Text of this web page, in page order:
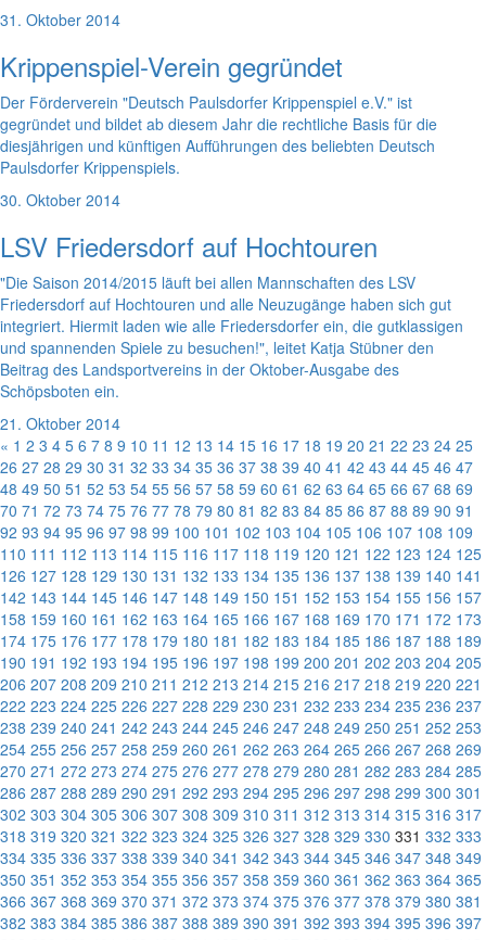
31. Oktober 2014
Krippenspiel-Verein gegründet
Der Förderverein "Deutsch Paulsdorfer Krippenspiel e.V." ist
gegründet und bildet ab diesem Jahr die rechtliche Basis für die
diesjährigen und künftigen Aufführungen des beliebten Deutsch
Paulsdorfer Krippenspiels.
30. Oktober 2014
LSV Friedersdorf auf Hochtouren
"Die Saison 2014/2015 läuft bei allen Mannschaften des LSV
Friedersdorf auf Hochtouren und alle Neuzugänge haben sich gut
integriert. Hiermit laden wie alle Friedersdorfer ein, die gutklassigen
und spannenden Spiele zu besuchen!", leitet Katja Stübner den
Beitrag des Landsportvereins in der Oktober-Ausgabe des
Schöpsboten ein.
21. Oktober 2014
« 1 2 3 4 5 6 7 8 9 10 11 12 13 14 15 16 17 18 19 20 21 22 23 24 25
26 27 28 29 30 31 32 33 34 35 36 37 38 39 40 41 42 43 44 45 46 47
48 49 50 51 52 53 54 55 56 57 58 59 60 61 62 63 64 65 66 67 68 69
70 71 72 73 74 75 76 77 78 79 80 81 82 83 84 85 86 87 88 89 90 91
92 93 94 95 96 97 98 99 100 101 102 103 104 105 106 107 108 109
110 111 112 113 114 115 116 117 118 119 120 121 122 123 124 125
126 127 128 129 130 131 132 133 134 135 136 137 138 139 140 141
142 143 144 145 146 147 148 149 150 151 152 153 154 155 156 157
158 159 160 161 162 163 164 165 166 167 168 169 170 171 172 173
174 175 176 177 178 179 180 181 182 183 184 185 186 187 188 189
190 191 192 193 194 195 196 197 198 199 200 201 202 203 204 205
206 207 208 209 210 211 212 213 214 215 216 217 218 219 220 221
222 223 224 225 226 227 228 229 230 231 232 233 234 235 236 237
238 239 240 241 242 243 244 245 246 247 248 249 250 251 252 253
254 255 256 257 258 259 260 261 262 263 264 265 266 267 268 269
270 271 272 273 274 275 276 277 278 279 280 281 282 283 284 285
286 287 288 289 290 291 292 293 294 295 296 297 298 299 300 301
302 303 304 305 306 307 308 309 310 311 312 313 314 315 316 317
318 319 320 321 322 323 324 325 326 327 328 329 330 331 332 333
334 335 336 337 338 339 340 341 342 343 344 345 346 347 348 349
350 351 352 353 354 355 356 357 358 359 360 361 362 363 364 365
366 367 368 369 370 371 372 373 374 375 376 377 378 379 380 381
382 383 384 385 386 387 388 389 390 391 392 393 394 395 396 397